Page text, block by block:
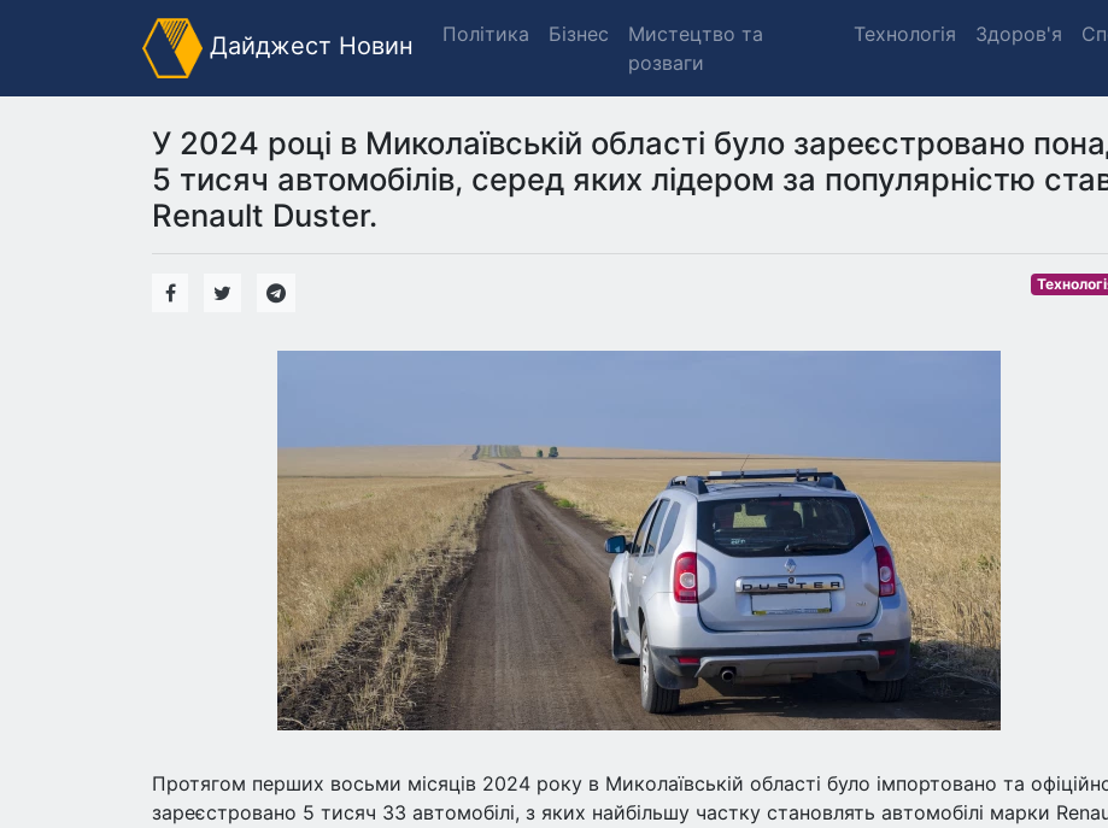
Дайджест Новин Політика Бізнес
Мистецтво та
розваги
Технологія Здоров'я
У 2024 році в Миколаївській області було зареєстровано
5 тисяч автомобілів, серед яких лідером за популярністю
Renault Duster.
Протягом перших восьми місяців 2024 року в Миколаївській області було імпортовано та
зареєстровано 5 тисяч 33 автомобілі, з яких найбільшу частку становлять автомобілі марки